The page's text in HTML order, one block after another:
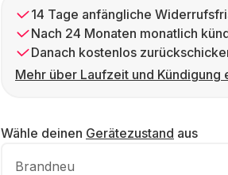
14 Tage anfängliche
Nach 24 Monaten monatlich
Danach kostenlos
Mehr über Laufzeit und Kündigung
Wähle deinen Gerätezustand aus
Brandneu